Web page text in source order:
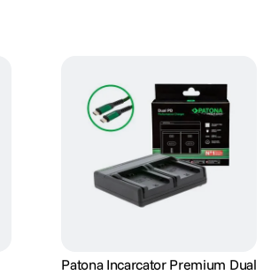
Patona Incarcator Premium Dual